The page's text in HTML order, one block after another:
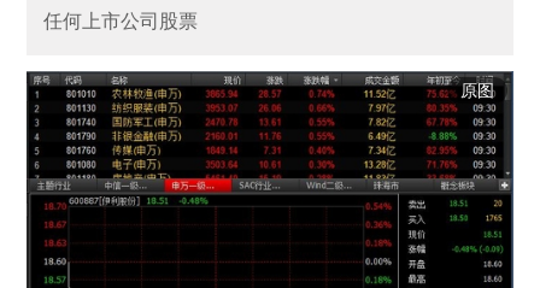
任何上市公司股票
原图